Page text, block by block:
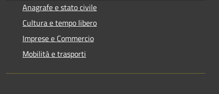
Anagrafe e stato civile
Cultura e tempo libero
Imprese e Commercio
Mobilità e trasporti